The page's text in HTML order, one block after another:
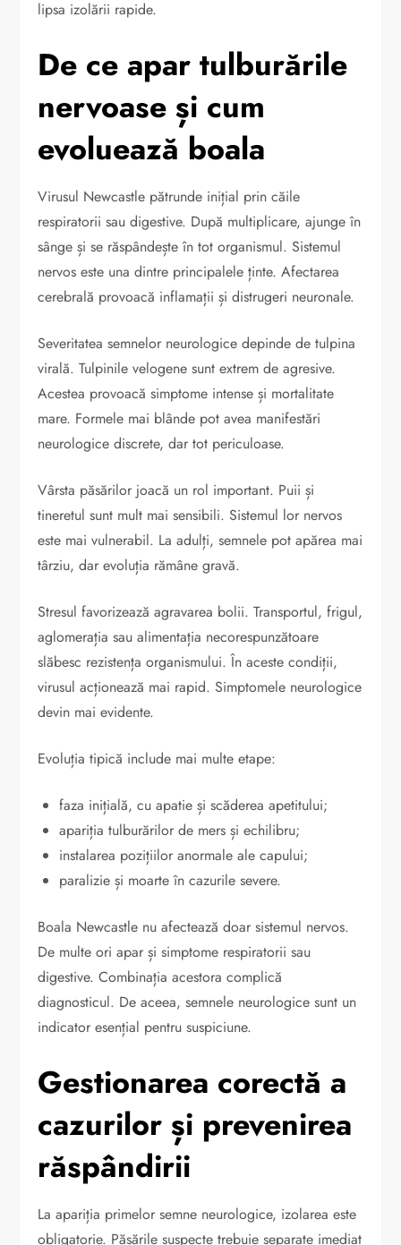
lipsa izolării rapide.
De ce apar tulburările
nervoase și cum
evoluează boala
Virusul Newcastle pătrunde inițial prin căile
respiratorii sau digestive. După multiplicare, ajunge în
sânge și se răspândește în tot organismul. Sistemul
nervos este una dintre principalele ținte. Afectarea
cerebrală provoacă inflamații și distrugeri neuronale.
Severitatea semnelor neurologice depinde de tulpina
virală. Tulpinile velogene sunt extrem de agresive.
Acestea provoacă simptome intense și mortalitate
mare. Formele mai blânde pot avea manifestări
neurologice discrete, dar tot periculoase.
Vârsta păsărilor joacă un rol important. Puii și
tineretul sunt mult mai sensibili. Sistemul lor nervos
este mai vulnerabil. La adulți, semnele pot apărea mai
târziu, dar evoluția rămâne gravă.
Stresul favorizează agravarea bolii. Transportul, frigul,
aglomerația sau alimentația necorespunzătoare
slăbesc rezistența organismului. În aceste condiții,
virusul acționează mai rapid. Simptomele neurologice
devin mai evidente.
Evoluția tipică include mai multe etape:
faza inițială, cu apatie și scăderea apetitului;
apariția tulburărilor de mers și echilibru;
instalarea pozițiilor anormale ale capului;
paralizie și moarte în cazurile severe.
Boala Newcastle nu afectează doar sistemul nervos.
De multe ori apar și simptome respiratorii sau
digestive. Combinația acestora complică
diagnosticul. De aceea, semnele neurologice sunt un
indicator esențial pentru suspiciune.
Gestionarea corectă a
cazurilor și prevenirea
răspândirii
La apariția primelor semne neurologice, izolarea este
obligatorie. Păsările suspecte trebuie separate imediat